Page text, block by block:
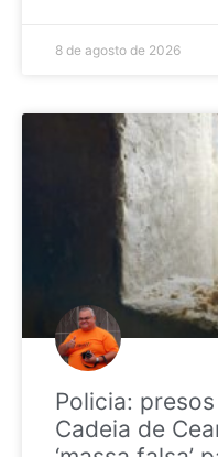
8 de agosto de 2026
Policia:
Cadeia de